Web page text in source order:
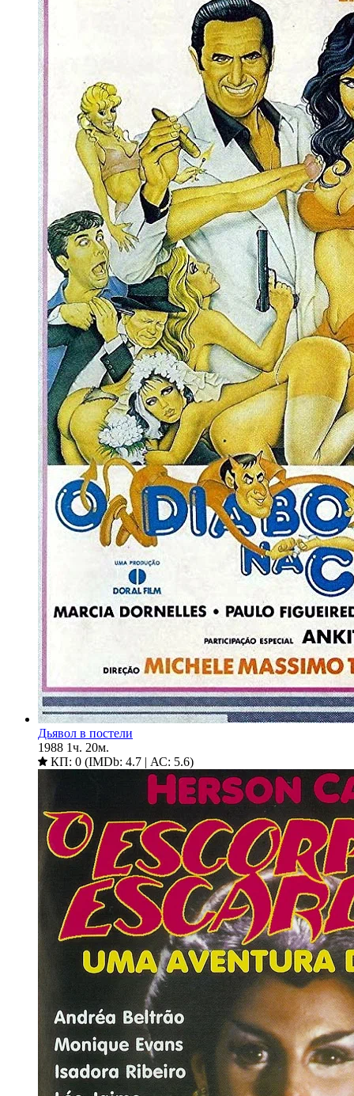
Дьявол в постели
1988 1ч. 20м.
КП: 0 (IMDb: 4.7 | АС: 5.6)